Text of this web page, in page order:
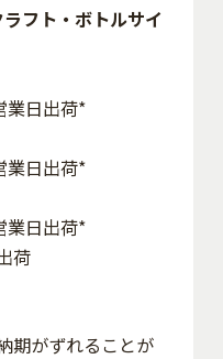
フト・ボトルサイ
業日出荷*
業日出荷*
業日出荷*
荷
期がずれることが